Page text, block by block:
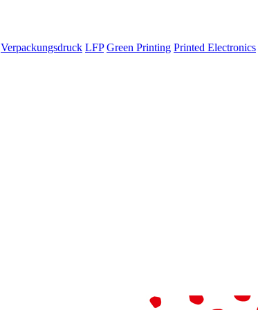
Verpackungsdruck LFP Green Printing Printed Electronics